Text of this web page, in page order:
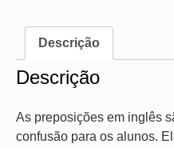
Descrição
Descrição
As preposições em inglês
confusão para os alunos.